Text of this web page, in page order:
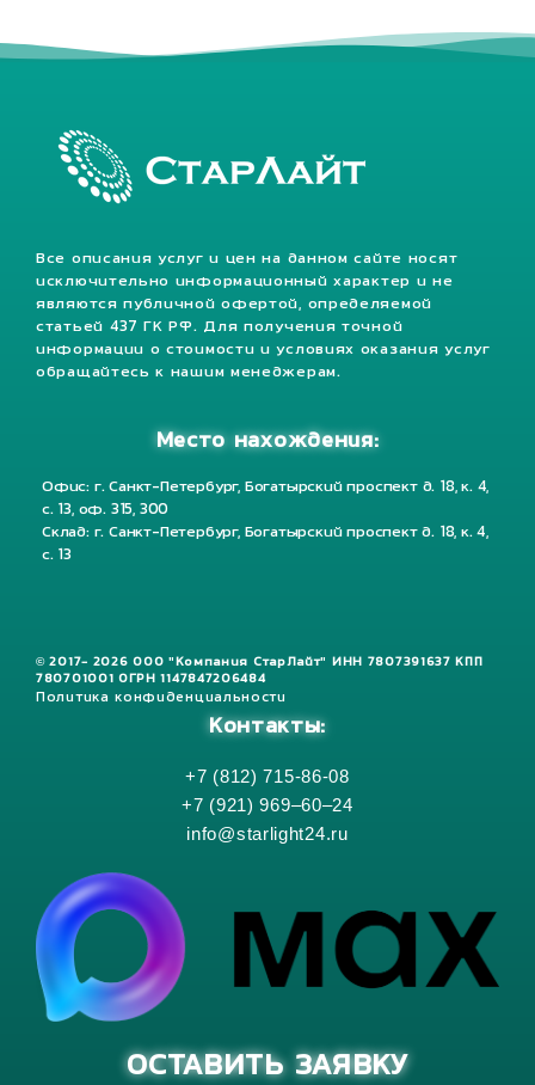
Все описания услуг и цен на данном сайте носят
исключительно информационный характер и не
являются публичной офертой, определяемой
статьей 437 ГК РФ. Для получения точной
информации о стоимости и условиях оказания услуг
обращайтесь к нашим менеджерам.
Место нахождения:
Офис: г. Санкт-Петербург, Богатырский проспект д. 18, к. 4,
с. 13, оф. 315, 300
Склад: г. Санкт-Петербург, Богатырский проспект д. 18, к. 4,
с. 13
© 2017- 2026 ООО "Компания СтарЛайт" ИНН 7807391637 КПП
780701001 ОГРН 1147847206484
Политика конфиденциальности
Контакты:
+7 (812) 715-86-08
+7 (921) 969–60–24
info@starlight24.ru
ОСТАВИТЬ ЗАЯВКУ